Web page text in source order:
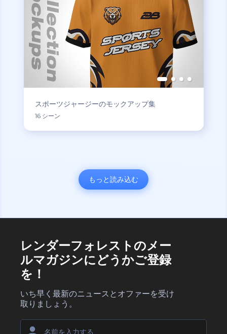
スポーツジャージーのモックアップ集
16 シーン
もっと読み込む
レンダーフォレストのメー
ルマガジンにどうかご登録
を！
いち早く最新のニュースとオファーを受け
取りましょう。